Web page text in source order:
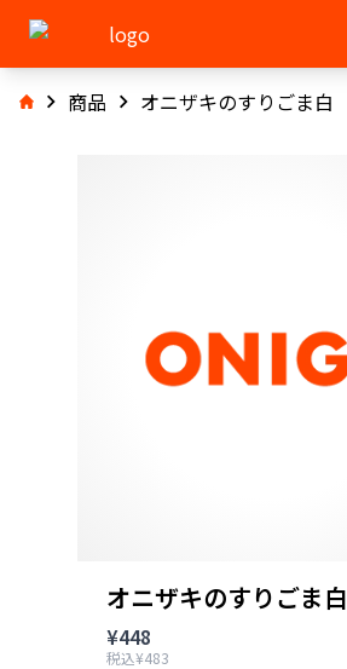
商品 オニザキのすりごま白
オニザキのすりごま白
¥448
税込¥483